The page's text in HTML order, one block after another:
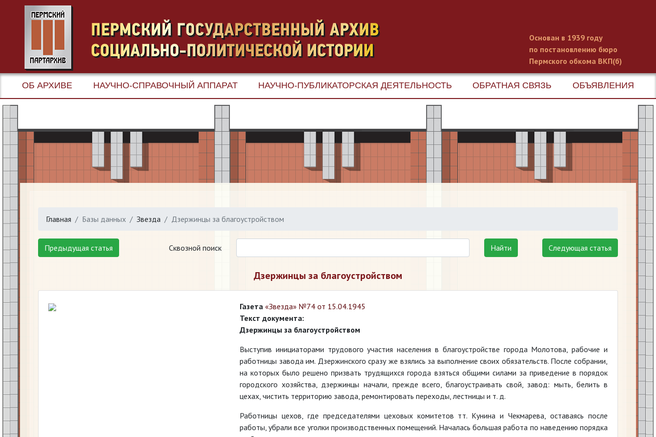
Основан в 1939 году
по постановлению бюро
Пермского обкома ВКП(б)
ОБ АРХИВЕ НАУЧНО-СПРАВОЧНЫЙ АППАРАТ НАУЧНО-ПУБЛИКАТОРСКАЯ ДЕЯТЕЛЬНОСТЬ ОБРАТНАЯ СВЯЗЬ ОБЪЯВЛЕНИЯ
Главная Базы данных Звезда ​Дзержинцы за благоустройством
Предыдущая статья Сквозной поиск Найти Следующая статья
​Дзержинцы за благоустройством
Газета «Звезда» №74 от 15.04.1945
Текст документа:
Дзержинцы за благоустройством
Выступив инициаторами трудового участия населения в благоустройстве города Молотова, рабочие и
работницы завода им. Дзержинского сразу же взялись за выполнение своих обязательств. После собрании,
на которых было решено призвать трудящихся города взяться общими силами за приведение в порядок
городского хозяйства, дзержинцы начали, прежде всего, благоустраивать свой, завод: мыть, белить в
цехах, чистить территорию завода, ремонтировать переходы, лестницы и т. д.
Работницы цехов, где председателями цеховых комитетов тт. Кунина и Чекмарева, оставаясь после
работы, убрали все уголки производственных помещений. Началась большая работа по наведению порядка